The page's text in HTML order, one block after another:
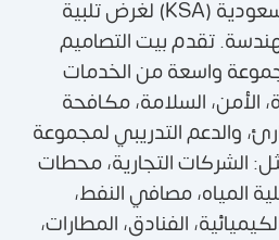
في المملكة العربية السعودية (KSA) لغرض تلبية
تقدم بيت التصاميم
واسعة من الخدمات
السلامة، مكافحة
والدعم التدريبي لمجموعة
الشركات التجارية، محطات
المياه، مصافي النفط،
الفنادق، المطارات،